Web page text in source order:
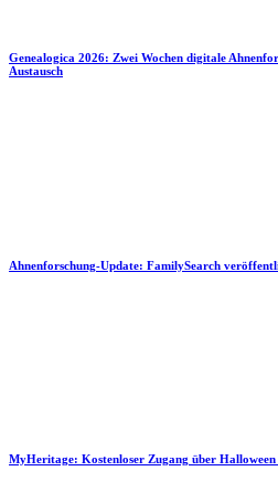
Genealogica 2026: Zwei Wochen digitale
Austausch
Ahnenforschung-Update: FamilySearch
MyHeritage: Kostenloser Zugang über